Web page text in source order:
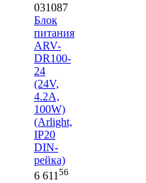
031087
Блок
питания
ARV-
DR100-
24
(24V,
4.2A,
100W)
(Arlight,
IP20
DIN-
рейка)
6 611 56